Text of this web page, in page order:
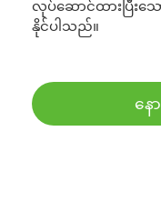
လုပ်ဆောင်ထားပြီးသ
နိုင်ပါသည်။
နေ